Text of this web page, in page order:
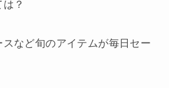
？
など旬のアイテムが毎日セー